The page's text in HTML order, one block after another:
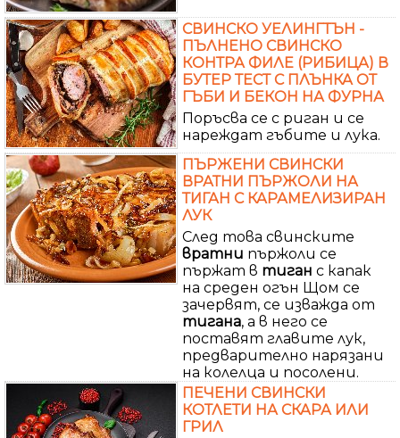
СВИНСКО УЕЛИНГТЪН -
ПЪЛНЕНО СВИНСКО
КОНТРА ФИЛЕ (РИБИЦА) В
БУТЕР ТЕСТ С ПЛЪНКА ОТ
ГЪБИ И БЕКОН НА ФУРНА
Поръсва се с риган и се
нареждат гъбите и лука.
ПЪРЖЕНИ СВИНСКИ
ВРАТНИ ПЪРЖОЛИ НА
ТИГАН С КАРАМЕЛИЗИРАН
ЛУК
След това свинските
вратни пържоли се
пържат в тиган с капак
на среден огън Щом се
зачервят, се изважда от
тигана, а в него се
поставят главите лук,
предварително нарязани
на колелца и посолени.
ПЕЧЕНИ СВИНСКИ
КОТЛЕТИ НА СКАРА ИЛИ
ГРИЛ